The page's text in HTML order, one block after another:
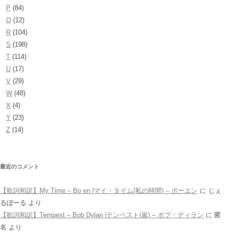
P (84)
Q (12)
R (104)
S (198)
T (114)
U (17)
V (29)
W (48)
X (4)
Y (23)
Z (14)
最近のコメント
【歌詞和訳】My Time – Bo en |マイ・タイム(私の時間) – ボーエン に じぇ
るぼーる より
【歌詞和訳】Tempest – Bob Dylan |テンペスト(嵐) – ボブ・ディラン に 匿
名 より